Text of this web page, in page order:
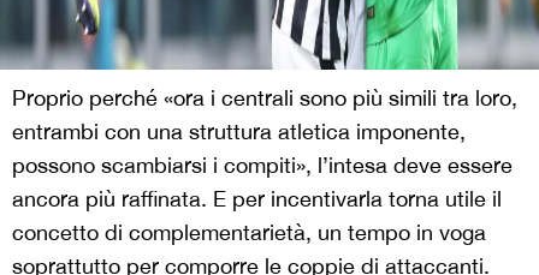
Proprio perché «ora i centrali sono più simili tra loro,
entrambi con una struttura atletica imponente,
possono scambiarsi i compiti», l’intesa deve essere
ancora più raffinata. E per incentivarla torna utile il
concetto di complementarietà, un tempo in voga
soprattutto per comporre le coppie di attaccanti.